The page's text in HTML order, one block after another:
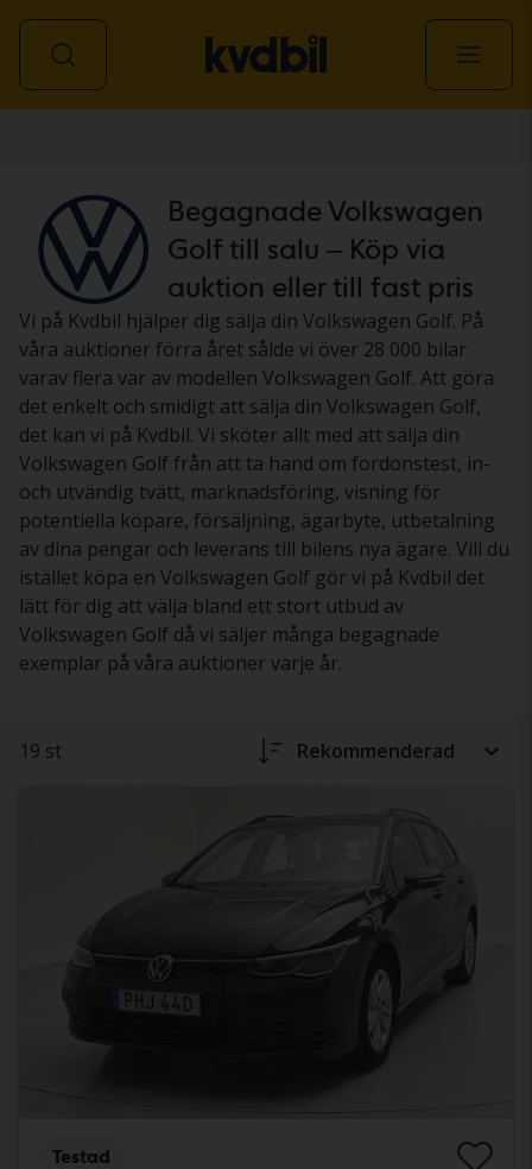
Begagnade Volkswagen
Golf till salu – Köp via
auktion eller till fast pris
Vi på Kvdbil hjälper dig sälja din Volkswagen Golf. På
våra auktioner förra året sålde vi över 28 000 bilar
varav flera var av modellen Volkswagen Golf. Att göra
det enkelt och smidigt att sälja din Volkswagen Golf,
det kan vi på Kvdbil. Vi sköter allt med att sälja din
Volkswagen Golf från att ta hand om fordonstest, in-
och utvändig tvätt, marknadsföring, visning för
potentiella köpare, försäljning, ägarbyte, utbetalning
av dina pengar och leverans till bilens nya ägare. Vill du
istället köpa en Volkswagen Golf gör vi på Kvdbil det
lätt för dig att välja bland ett stort utbud av
Volkswagen Golf då vi säljer många begagnade
exemplar på våra auktioner varje år.
19 st Rekommenderad
Testad